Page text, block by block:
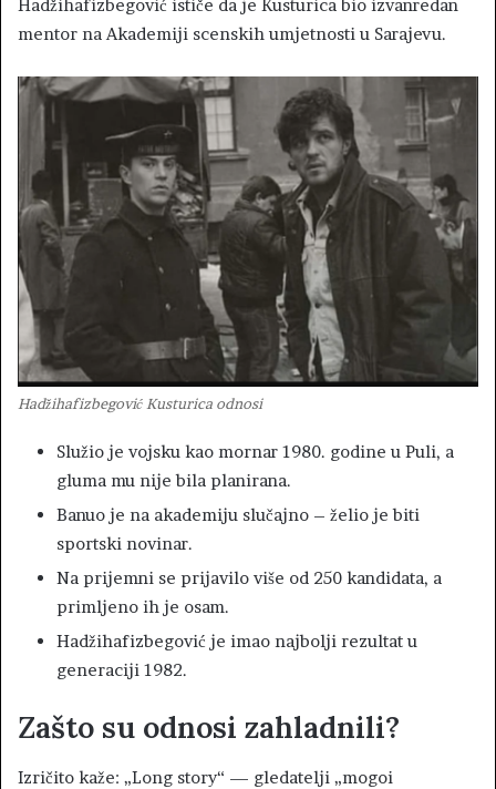
Hadžihafizbegović ističe da je Kusturica bio izvanredan
mentor na Akademiji scenskih umjetnosti u Sarajevu.
Hadžihafizbegović Kusturica odnosi
Služio je vojsku kao mornar 1980. godine u Puli, a
gluma mu nije bila planirana.
Banuo je na akademiju slučajno – želio je biti
sportski novinar.
Na prijemni se prijavilo više od 250 kandidata, a
primljeno ih je osam.
Hadžihafizbegović je imao najbolji rezultat u
generaciji 1982.
Zašto su odnosi zahladnili?
Izričito kaže: „Long story“ — gledatelji „mogoi